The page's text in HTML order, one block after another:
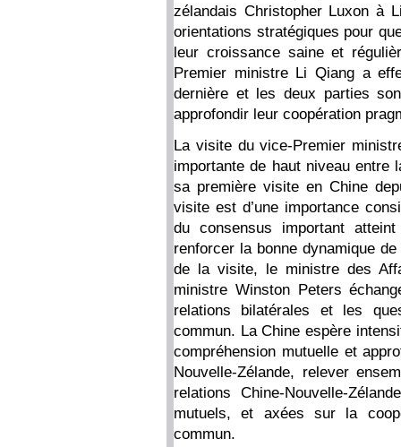
zélandais Christopher Luxon à
orientations stratégiques pour
leur croissance saine et
Premier ministre Li Qiang a
dernière et les deux parties
approfondir leur coopération
La visite du vice-Premier
importante de haut niveau entre
sa première visite en Chine
visite est d’une importance
du consensus important
renforcer la bonne dynamique
de la visite, le ministre des
ministre Winston Peters
relations bilatérales et les
commun. La Chine espère
compréhension mutuelle et
Nouvelle-Zélande, relever
relations Chine-Nouvelle-
mutuels, et axées sur la
commun.